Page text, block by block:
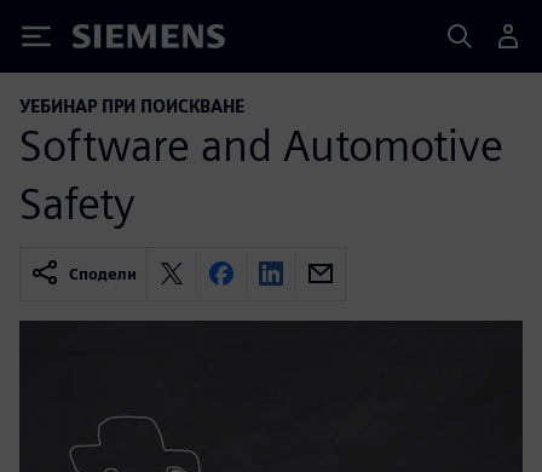
Siemens
УЕБИНАР ПРИ ПОИСКВАНЕ
Software and Automotive
Safety
Сподели